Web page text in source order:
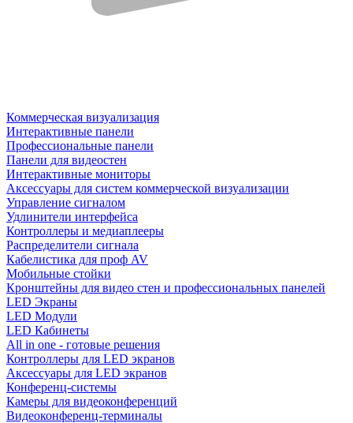
Коммерческая визуализация
Интерактивные панели
Профессиональные панели
Панели для видеостен
Интерактивные мониторы
Аксессуары для систем коммерческой визуализации
Управление сигналом
Удлинители интерфейса
Контроллеры и медиаплееры
Распределители сигнала
Кабелистика для проф AV
Мобильные стойки
Кронштейны для видео стен и профессиональных панелей
LED Экраны
LED Модули
LED Кабинеты
All in one - готовые решения
Контроллеры для LED экранов
Аксессуары для LED экранов
Конференц-системы
Камеры для видеоконференций
Видеоконференц-терминалы